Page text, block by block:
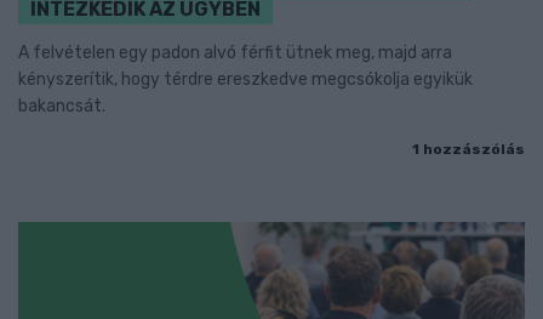
INTÉZKEDIK AZ ÜGYBEN
A felvételen egy padon alvó férfit ütnek meg, majd arra
kényszerítik, hogy térdre ereszkedve megcsókolja egyikük
bakancsát.
1 hozzászólás